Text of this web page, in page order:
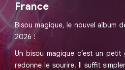
France
Bisou magique, le nouvel album
2026 !
Un bisou magique c’est un
redonne le sourire. Il suffit